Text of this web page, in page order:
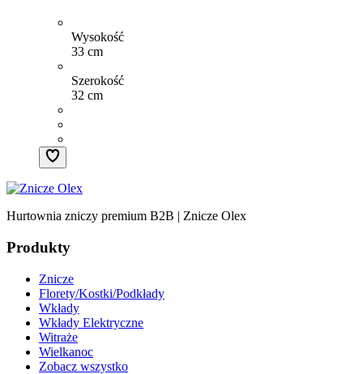
Wysokość
33 cm
Szerokość
32 cm
Hurtownia zniczy premium B2B | Znicze Olex
Produkty
Znicze
Florety/Kostki/Podkłady
Wkłady
Wkłady Elektryczne
Witraże
Wielkanoc
Zobacz wszystko